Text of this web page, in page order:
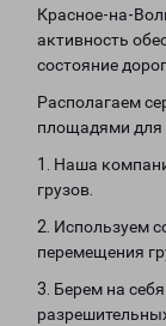
Красное-на-
активность
состояние
Располагаем
площадями для
1. Наша
грузов.
2. Используем
перемещения
3. Берем на